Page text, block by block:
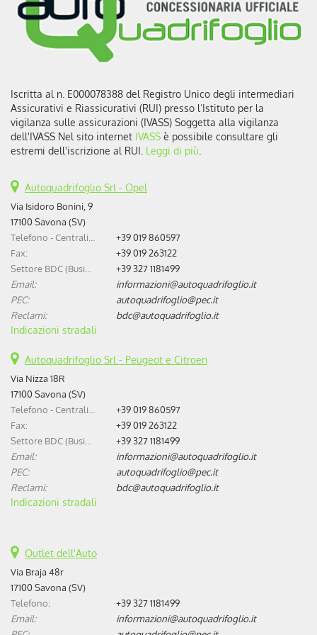
Iscritta al n. E000078388 del Registro Unico degli intermediari
Assicurativi e Riassicurativi (RUI) presso l’Istituto per la
vigilanza sulle assicurazioni (IVASS) Soggetta alla vigilanza
dell'IVASS Nel sito internet IVASS è possibile consultare gli
estremi dell'iscrizione al RUI. Leggi di più
Autoquadrifoglio Srl - Opel
Via Isidoro Bonini, 9
17100 Savona (SV)
+39 019 860597
Fax:
+39 019 263122
+39 327 1181499
Email:
informazioni@autoquadrifoglio.it
PEC:
autoquadrifoglio@pec.it
Reclami:
bdc@autoquadrifoglio.it
Indicazioni stradali
Autoquadrifoglio Srl - Peugeot e Citroen
Via Nizza 18R
17100 Savona (SV)
+39 019 860597
Fax:
+39 019 263122
+39 327 1181499
Email:
informazioni@autoquadrifoglio.it
PEC:
autoquadrifoglio@pec.it
Reclami:
bdc@autoquadrifoglio.it
Indicazioni stradali
Outlet dell'Auto
Via Braja 48r
17100 Savona (SV)
Telefono:
+39 327 1181499
Email:
informazioni@autoquadrifoglio.it